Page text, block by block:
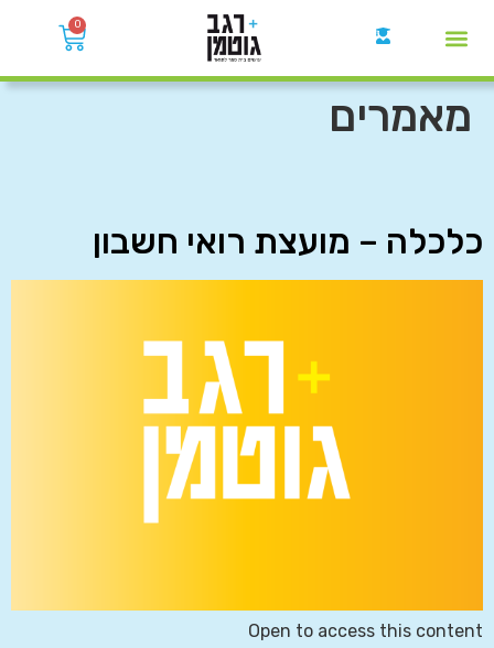
0
מאמרים
כלכלה – מועצת רואי חשבון
Open to access this content